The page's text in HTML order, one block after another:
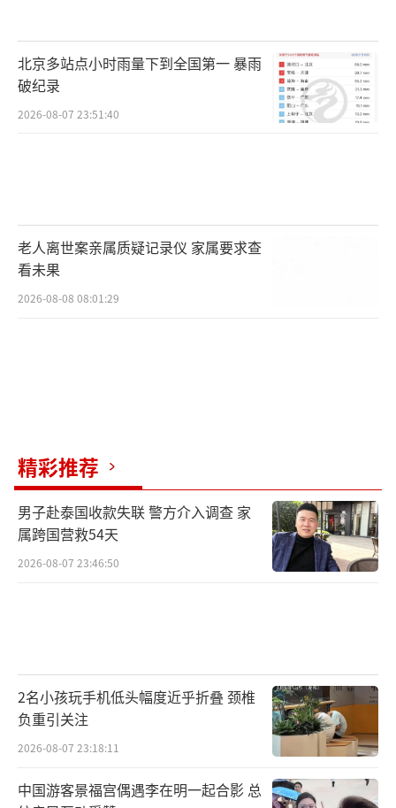
北京多站点小时雨量下到全国第一 暴雨
破纪录
2026-08-07 23:51:40
老人离世案亲属质疑记录仪 家属要求查
看未果
2026-08-08 08:01:29
精彩推荐
男子赴泰国收款失联 警方介入调查 家
属跨国营救54天
2026-08-07 23:46:50
2名小孩玩手机低头幅度近乎折叠 颈椎
负重引关注
2026-08-07 23:18:11
中国游客景福宫偶遇李在明一起合影 总